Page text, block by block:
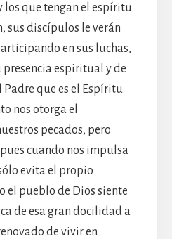
los que tengan el espíritu
sus discípulos le verán
en sus luchas,
presencia espiritual y de
Padre que es el Espíritu
nos otorga el
pecados, pero
cuando nos impulsa
evita el propio
el pueblo de Dios siente
de esa gran docilidad a
de vivir en